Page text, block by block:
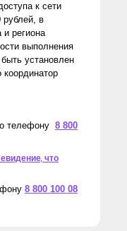
к сети
рублей, в
и региона
выполнения
установлен
координатор
телефону 8 800
что
8 800 100 08